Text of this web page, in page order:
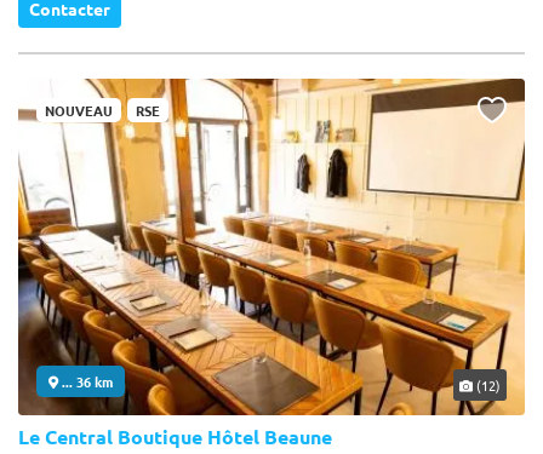
Contacter
NOUVEAU RSE
... 36 km (12)
Le Central Boutique Hôtel Beaune